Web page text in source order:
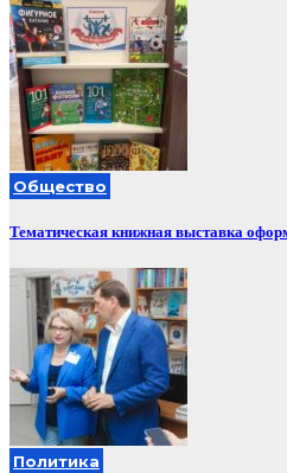
Общество
Тематическая книжная выставка
Политика